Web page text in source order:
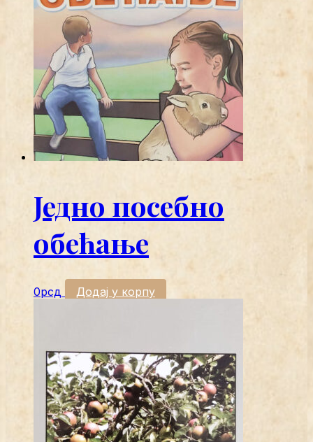
Једно посебно
обећање
0рсд Додај у корпу